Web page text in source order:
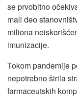
se prvobitno
mali deo
miliona
imunizacije.
Tokom pandemije
nepotrebno širila
farmaceutskih